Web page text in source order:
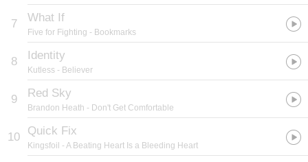
7 What If
Five for Fighting - Bookmarks
8 Identity
Kutless - Believer
9 Red Sky
Brandon Heath - Don't Get Comfortable
10 Quick Fix
Kingsfoil - A Beating Heart Is a Bleeding Heart